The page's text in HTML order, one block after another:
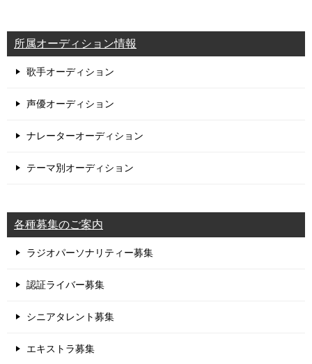
所属オーディション情報
歌手オーディション
声優オーディション
ナレーターオーディション
テーマ別オーディション
各種募集のご案内
ラジオパーソナリティー募集
認証ライバー募集
シニアタレント募集
エキストラ募集